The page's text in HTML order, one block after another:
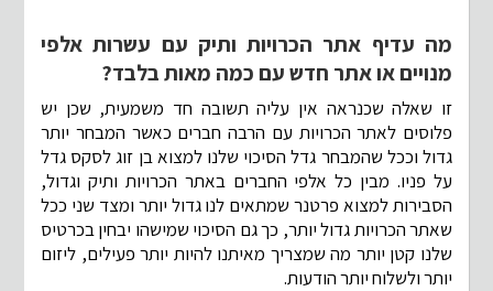
מה עדיף אתר הכרויות ותיק עם עשרות אלפי
מנויים או אתר חדש עם כמה מאות בלבד?
זו שאלה שכנראה אין עליה תשובה חד משמעית, שכן יש
פלוסים לאתר הכרויות עם הרבה חברים כאשר המבחר יותר
גדול וככל שהמבחר גדל הסיכוי שלנו למצוא בן זוג לסקס גדל
על פניו. מבין כל אלפי החברים באתר הכרויות ותיק וגדול,
הסבירות למצוא פרטנר שמתאים לנו גדול יותר ומצד שני ככל
שאתר הכרויות גדול יותר, כך גם הסיכוי שמישהו יבחין בכרטיס
שלנו קטן יותר מה שמצריך מאיתנו להיות יותר פעילים, ליזום
יותר ולשלוח יותר הודעות.